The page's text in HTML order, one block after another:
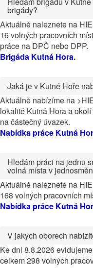
brigády?
Aktuálně naleznete na
16 volných pracovních
práce na DPČ nebo DPP.
Brigáda Kutná Hora.
Jaká je v Kutné Hoře
Aktuálně nabízíme na
lokalitě Kutná Hora a
na částečný úvazek.
Nabídka práce Kutná
Hledám práci na jednu
volná místa v
Aktuálně naleznete na
168 volných pracovních
Nabídka práce Kutná
V jakých oborech
Ke dni 8.8.2026
celkem 298 volných